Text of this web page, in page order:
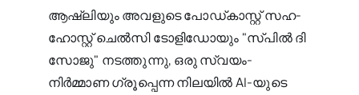
ആഷ്‌ലിയും അവളുടെ പോഡ്‌കാസ്റ്റ് സഹ-
ഹോസ്റ്റ് ചെൽസി ടോളിഡോയും "സ്‌പിൽ ദി
സോജു" നടത്തുന്നു, ഒരു സ്വയം-
നിർമ്മാണ ഗ്രൂപ്പെന്ന നിലയിൽ AI-യുടെ